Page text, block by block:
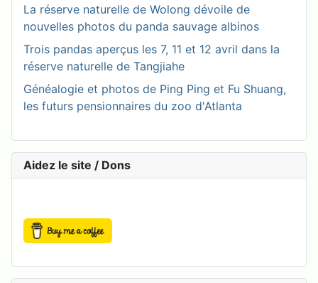
La réserve naturelle de Wolong dévoile de
nouvelles photos du panda sauvage albinos
Trois pandas aperçus les 7, 11 et 12 avril dans la
réserve naturelle de Tangjiahe
Généalogie et photos de Ping Ping et Fu Shuang,
les futurs pensionnaires du zoo d'Atlanta
Aidez le site / Dons